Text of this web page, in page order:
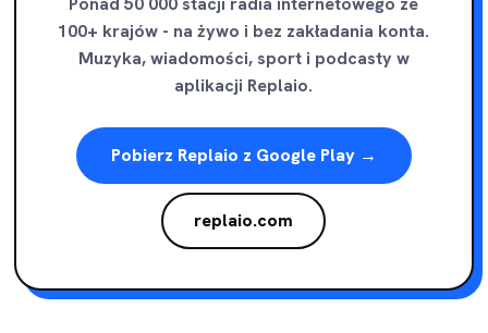
100+ krajów - na żywo i bez zakładania konta.
Muzyka, wiadomości, sport i podcasty w
aplikacji Replaio.
Pobierz Replaio z Google Play →
replaio.com